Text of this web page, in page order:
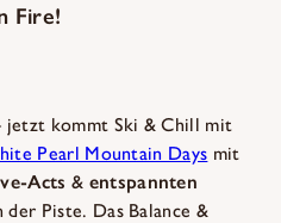
Fire!
jetzt kommt Ski & Chill mit
Pearl Mountain Days mit
Acts & entspannten
Piste. Das Balance &